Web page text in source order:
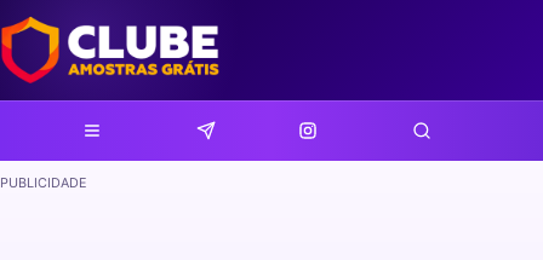
PUBLICIDADE